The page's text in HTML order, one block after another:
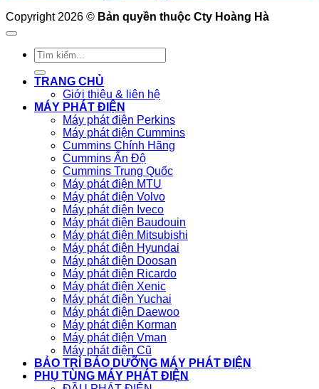
Copyright 2026 © Bản quyền thuộc Cty Hoàng Hà
Tìm
kiếm:
TRANG CHỦ
Giới thiệu & liên hệ
MÁY PHÁT ĐIỆN
Máy phát điện Perkins
Máy phát điện Cummins
Cummins Chính Hãng
Cummins Ấn Độ
Cummins Trung Quốc
Máy phát điện MTU
Máy phát điện Volvo
Máy phát điện Iveco
Máy phát điện Baudouin
Máy phát điện Mitsubishi
Máy phát điện Hyundai
Máy phát điện Doosan
Máy phát điện Ricardo
Máy phát điện Xenic
Máy phát điện Yuchai
Máy phát điện Daewoo
Máy phát điện Korman
Máy phát điện Vman
Máy phát điện Cũ
BẢO TRÌ BẢO DƯỠNG MÁY PHÁT ĐIỆN
PHỤ TÙNG MÁY PHÁT ĐIỆN